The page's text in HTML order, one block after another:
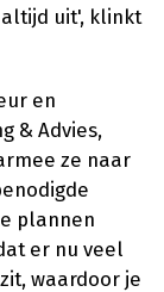
altijd uit', klinkt
en
& Advies,
ze naar
plannen
er nu veel
waardoor je